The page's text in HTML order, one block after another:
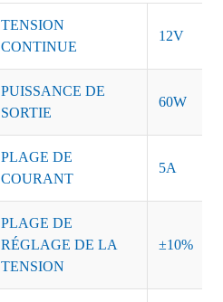
TENSION
CONTINUE
12V
PUISSANCE DE
SORTIE
60W
PLAGE DE
COURANT
5A
PLAGE DE
RÉGLAGE DE LA
TENSION
±10%